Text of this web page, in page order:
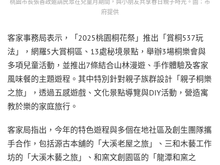
桃園市長張善政邀請民眾在兒童月期間，與小朋友共享春日親子時光。圖：市
府提供
客家事務局表示，「2025桃園桐花祭」推出「賞桐537玩
法」，網羅5大賞桐區、13處秘境景點，舉辦3場桐樂會與
多項兒童活動，並推出7條結合山林漫遊、手作體驗及客家
風味餐的主題遊程。其中特別針對親子族群設計「親子桐樂
之旅」，透過五感遊戲、文化景點導覽與DIY活動，營造寓
教於樂的家庭旅行。
客家局指出，今年的特色遊程與多個在地社區及創生團隊攜
手合作，包括源古本舖的「大溪老屋之旅」、三和木藝工作
坊的「大溪木藝之旅」、和窯文創園區的「龍潭和窯之